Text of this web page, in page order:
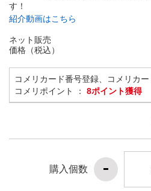
す！
紹介動画はこちら
ネット販売
価格（税込）
コメリカード番号登録、コメリカ
コメリポイント ： 8ポイント獲得
購入個数